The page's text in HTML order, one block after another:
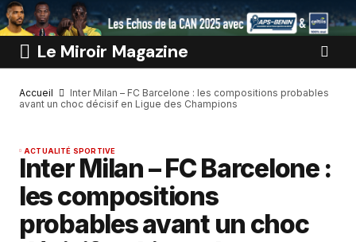
Le Miroir Magazine
Accueil
Inter Milan – FC Barcelone : les compositions probables
avant un choc décisif en Ligue des Champions
ACTUALITÉ SPORTIVE
Inter Milan – FC Barcelone :
les compositions
probables avant un choc